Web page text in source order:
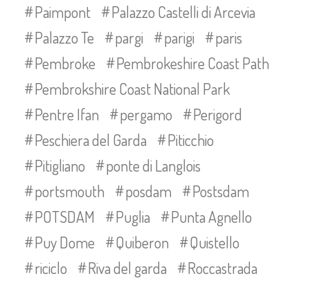
Paimpont
Palazzo Castelli di Arcevia
Palazzo Te
pargi parigi
paris
Pembroke
Pembrokeshire Coast Path
Pembrokshire Coast National Park
Pentre Ifan
pergamo
Perigord
Peschiera del Garda
Piticchio
Pitigliano
ponte di Langlois
portsmouth
posdam
Postsdam
POTSDAM
Puglia
Punta Agnello
Puy Dome
Quiberon
Quistello
riciclo
Riva del garda
Roccastrada